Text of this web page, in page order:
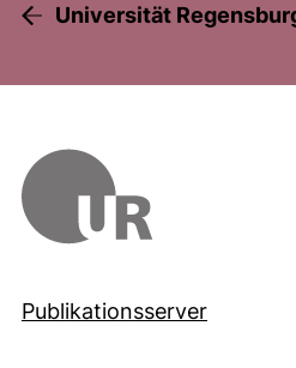
Universität
Publikationsserver